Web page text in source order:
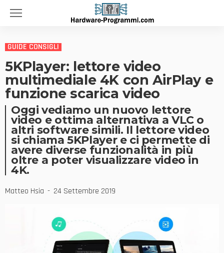
GUIDE CONSIGLI
5KPlayer: lettore video
multimediale 4K con AirPlay e
funzione scarica video
Oggi vediamo un nuovo lettore
video e ottima alternativa a VLC o
altri software simili. Il lettore video
si chiama 5KPlayer e ci permette di
avere diverse funzionalità in più
oltre a poter visualizzare video in
4K.
Matteo Hsia 24 Settembre 2019